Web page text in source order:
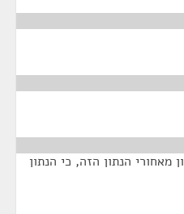
מאחורי הנתון הזה, כי הנתון